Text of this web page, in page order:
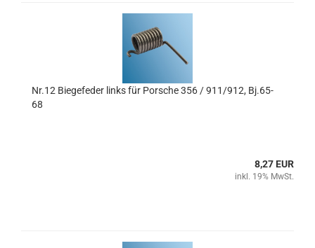
Nr.12 Biegefeder links für Porsche 356 / 911/912, Bj.65-
68
8,27 EUR
inkl. 19% MwSt.